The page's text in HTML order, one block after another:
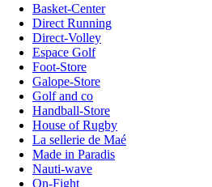
Basket-Center
Direct Running
Direct-Volley
Espace Golf
Foot-Store
Galope-Store
Golf and co
Handball-Store
House of Rugby
La sellerie de Maé
Made in Paradis
Nauti-wave
On-Fight